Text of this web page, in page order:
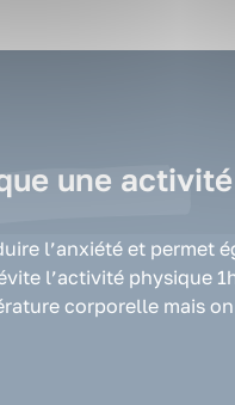
une
l’anxiété et permet
l’activité physique
corporelle mais